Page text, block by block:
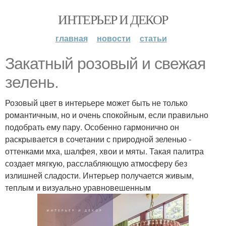
ИНТЕРЬЕР И ДЕКОР
главная новости статьи
Закатный розовый и свежая
зелень.
Розовый цвет в интерьере может быть не только
романтичным, но и очень спокойным, если правильно
подобрать ему пару. Особенно гармонично он
раскрывается в сочетании с природной зеленью -
оттенками мха, шалфея, хвои и мяты. Такая палитра
создает мягкую, расслабляющую атмосферу без
излишней сладости. Интерьер получается живым,
теплым и визуально уравновешенным